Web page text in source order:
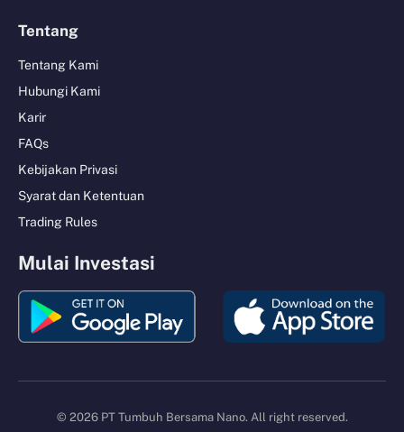
Tentang
Tentang Kami
Hubungi Kami
Karir
FAQs
Kebijakan Privasi
Syarat dan Ketentuan
Trading Rules
Mulai Investasi
© 2026 PT Tumbuh Bersama Nano. All right reserved.